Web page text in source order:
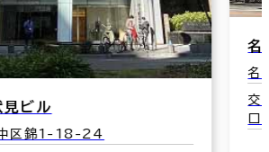
名古屋丸の内ビル
名古屋市中区丸の内3-5-10
交通：市役所駅(名古屋市営名城線) 4番